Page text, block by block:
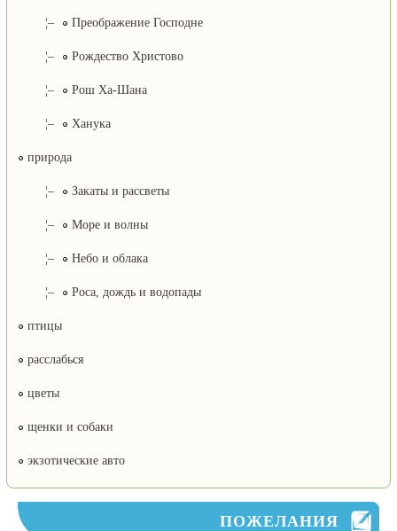
¦– Преображение Господне
¦– Рождество Христово
¦– Рош Ха-Шана
¦– Ханука
природа
¦– Закаты и рассветы
¦– Море и волны
¦– Небо и облака
¦– Роса, дождь и водопады
птицы
расслабься
цветы
щенки и собаки
экзотические авто
ПОЖЕЛАНИЯ